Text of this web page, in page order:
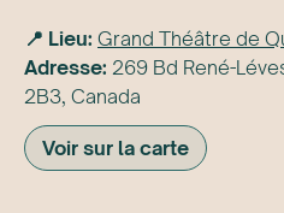
📍 Lieu: Grand Théâtre de
Adresse: 269 Bd René-
2B3, Canada
Voir sur la carte